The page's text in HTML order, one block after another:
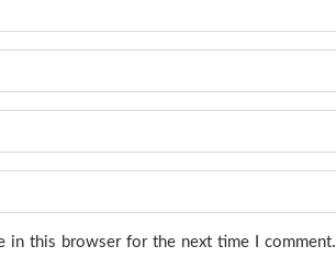
in this browser for the next time I comment.